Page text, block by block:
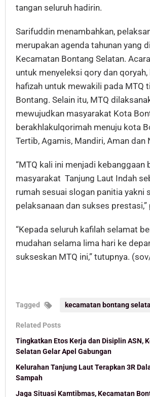
tangan seluruh hadirin.
Sarifuddin menambahkan,
merupakan agenda tahunan yang
Kecamatan Bontang Selatan.
untuk menyeleksi qory dan qoryah,
hafizah untuk mewakili pada MTQ
Bontang. Selain itu, MTQ
mewujudkan masyarakat Kota
berakhlakulqorimah menuju kota
Tertib, Agamis, Mandiri, Aman dan
“MTQ kali ini menjadi kebanggaan
masyarakat Tanjung Laut Indah
rumah sesuai slogan panitia yakni
pelaksanaan dan sukses prestasi,”
“Kepada seluruh kafilah selamat
mudahan selama lima hari ke
sukseskan MTQ ini,” tutupnya.
Tagged kecamatan bontang
Related Posts
Tingkatkan Etos Kerja dan Disiplin ASN,
Selatan Gelar Apel Gabungan
Kelurahan Tanjung Laut Terapkan 3R
Sampah
Jaga Situasi Kamtibmas, Kecamatan